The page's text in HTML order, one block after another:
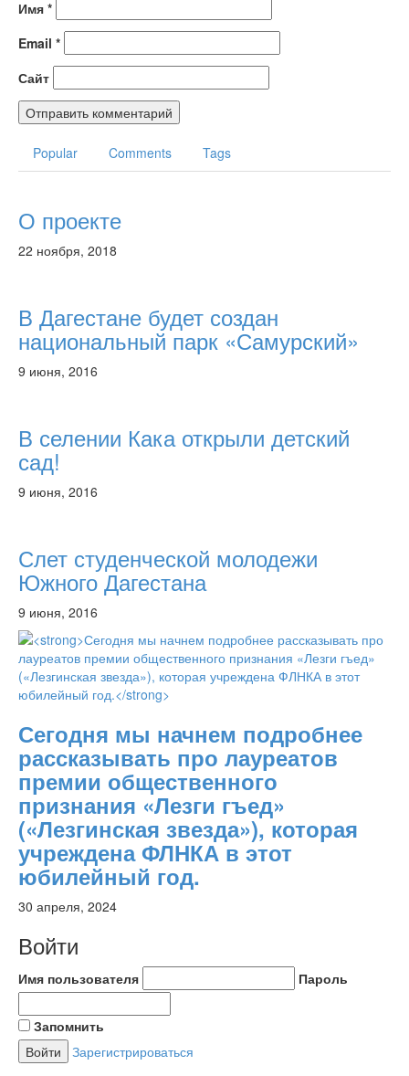
Имя *
Email *
Сайт
Popular Comments Tags
О проекте
22 ноября, 2018
В Дагестане будет создан
национальный парк «Самурский»
9 июня, 2016
В селении Кака открыли детский
сад!
9 июня, 2016
Слет студенческой молодежи
Южного Дагестана
9 июня, 2016
Сегодня мы начнем подробнее
рассказывать про лауреатов
премии общественного
признания «Лезги гъед»
(«Лезгинская звезда»), которая
учреждена ФЛНКА в этот
юбилейный год.
30 апреля, 2024
Войти
Имя пользователя Пароль
Запомнить
Зарегистрироваться